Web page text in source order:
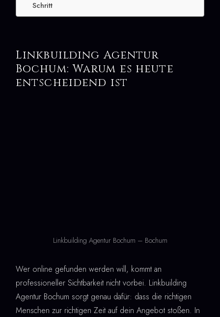
Schritt
Linkbuilding Agentur
Bochum: Warum es heute
entscheidend ist
Linkbuilding Agentur Bochum – Bochum
Wer online gefunden werden will, kommt an
professioneller Sichtbarkeit nicht vorbei. Linkbuilding
Agentur Bochum sorgt genau dafür: dass die richtigen
Menschen zur richtigen Zeit auf dein Angebot stoßen. In